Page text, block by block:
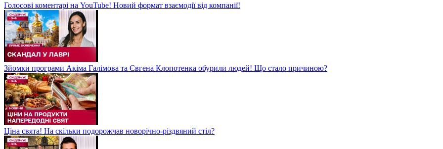
Голосові коментарі на YouTube! Новий формат взаємодії від компанії!
Зйомки програми Акіма Галімова та Євгена Клопотенка обурили людей! Що стало причиною?
Ціна свята! На скільки подорожчав новорічно-різдвяний стіл?